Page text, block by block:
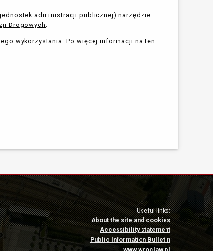
jednostek administracji publicznej)narzędzie
Drogowych .
wykorzystania. Po więcej informacji na ten
Useful links:
About the site and cookies
Accessibility statement
Public Information Bulletin
www.wroclaw.pl